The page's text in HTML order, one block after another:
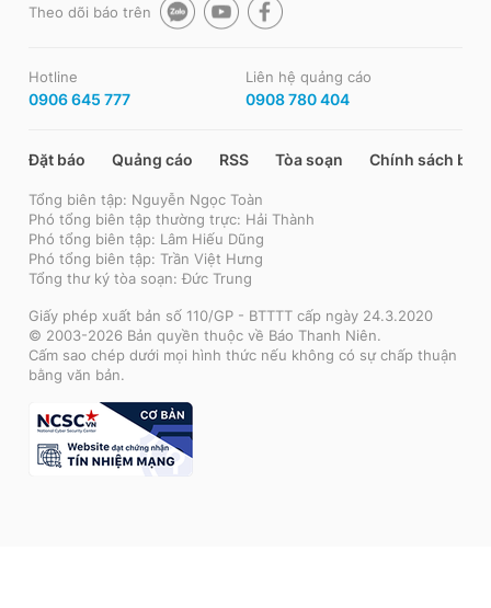
Theo dõi báo trên
Hotline
0906 645 777
Liên hệ quảng cáo
0908 780 404
Đặt báo Quảng cáo RSS Tòa soạn Chính sách bảo
Tổng biên tập: Nguyễn Ngọc Toàn
Phó tổng biên tập thường trực: Hải Thành
Phó tổng biên tập: Lâm Hiếu Dũng
Phó tổng biên tập: Trần Việt Hưng
Tổng thư ký tòa soạn: Đức Trung
Giấy phép xuất bản số 110/GP - BTTTT cấp ngày 24.3.2020
© 2003-2026 Bản quyền thuộc về Báo Thanh Niên.
Cấm sao chép dưới mọi hình thức nếu không có sự chấp thuận
bằng văn bản.